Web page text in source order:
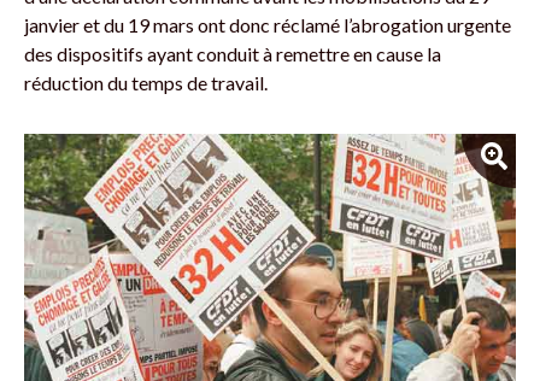
janvier et du 19 mars ont donc réclamé l’abrogation urgente
des dispositifs ayant conduit à remettre en cause la
réduction du temps de travail.